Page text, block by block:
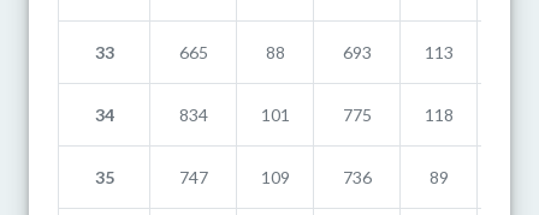
33 665 88 693 113
34 834 101 775 118
35 747 109 736 89